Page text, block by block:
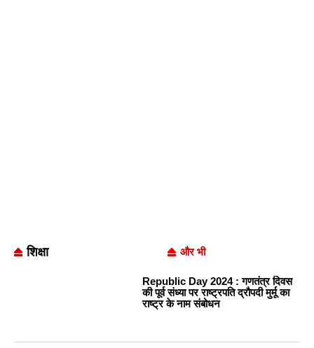
शिक्षा और भी
Republic Day 2024 : गणतंत्र दिवस
की पूर्व संध्या पर राष्ट्रपति द्रौपदी मुर्मू का
राष्ट्र के नाम संबोधन